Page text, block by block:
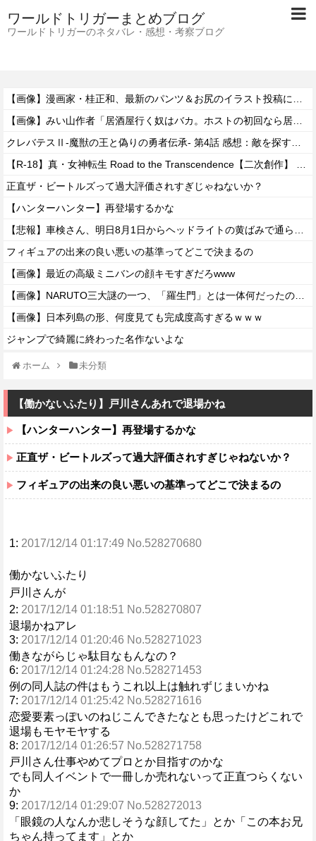
ワールドトリガーまとめブログ
ワールドトリガーのネタバレ・感想・考察ブログ
正直ザ・ビートルズって過大評価されすぎじゃねないか？
【ハンターハンター】再登場するかな
フィギュアの出来の良い悪いの基準ってどこで決まるの
【画像】最近の高級ミニバンの顔キモすぎだろwww
【画像】日本列島の形、何度見ても完成度高すぎるｗｗｗ
ジャンプで綺麗に終わった名作ないよな
ホーム 未分類
【働かないふたり】戸川さんあれで退場かね
【ハンターハンター】再登場するかな
正直ザ・ビートルズって過大評価されすぎじゃねないか？
フィギュアの出来の良い悪いの基準ってどこで決まるの
1: 2017/12/14 01:17:49 No.528270680
働かないふたり
戸川さんが
2: 2017/12/14 01:18:51 No.528270807
退場かねアレ
3: 2017/12/14 01:20:46 No.528271023
働きながらじゃ駄目なもんなの？
6: 2017/12/14 01:24:28 No.528271453
例の同人誌の件はもうこれ以上は触れずじまいかね
7: 2017/12/14 01:25:42 No.528271616
恋愛要素っぽいのねじこんできたなとも思ったけどこれで
退場もモヤモヤする
8: 2017/12/14 01:26:57 No.528271758
戸川さん仕事やめてプロとか目指すのかな
でも同人イベントで一冊しか売れないって正直つらくない
か
9: 2017/12/14 01:29:07 No.528272013
「眼鏡の人なんか悲しそうな顔してた」とか「この本お兄
ちゃん持ってます」とか